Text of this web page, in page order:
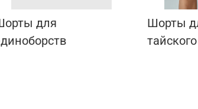
для
Шорты